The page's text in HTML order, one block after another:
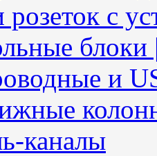
розеток с
блоки
и
каналы